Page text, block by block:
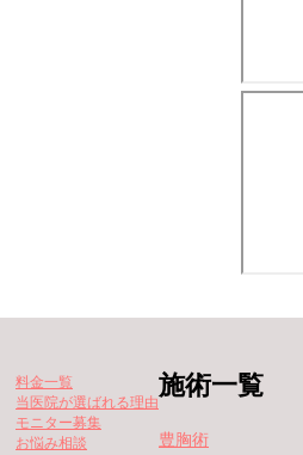
料金一覧
当医院が選ばれる理由
モニター募集
お悩み相談
施術一覧
豊胸術